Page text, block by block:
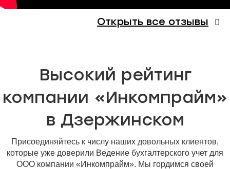
Открыть все отзывы
Высокий рейтинг
компании «Инкомпрайм»
в Дзержинском
Присоединяйтесь к числу наших довольных клиентов,
которые уже доверили Ведение бухгалтерского учет для
ООО компании «Инкомпрайм». Мы гордимся своей